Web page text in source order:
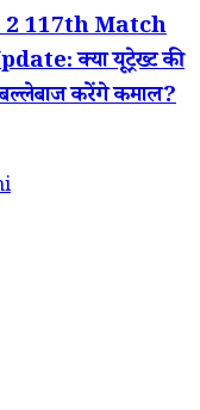
2 117th Match
क्या यूट्रेख्ट की
बल्लेबाज करेंगे कमाल?